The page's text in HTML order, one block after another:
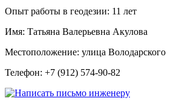
Опыт работы в геодезии: 11 лет
Имя: Татьяна Валерьевна Акулова
Местоположение: улица Володарского
Телефон: +7 (912) 574-90-82